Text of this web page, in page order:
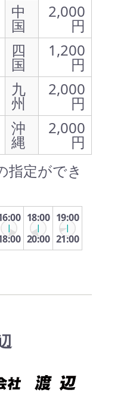
中
国
2,000
円
四
国
1,200
円
九
州
2,000
円
沖
縄
2,000
円
指定ができ
18:00
20:00
19:00
21:00